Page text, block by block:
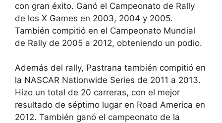
con gran éxito. Ganó el Campeonato de Rally
de los X Games en 2003, 2004 y 2005.
También compitió en el Campeonato Mundial
de Rally de 2005 a 2012, obteniendo un podio.
Además del rally, Pastrana también compitió en
la NASCAR Nationwide Series de 2011 a 2013.
Hizo un total de 20 carreras, con el mejor
resultado de séptimo lugar en Road America en
2012. También ganó el campeonato de la